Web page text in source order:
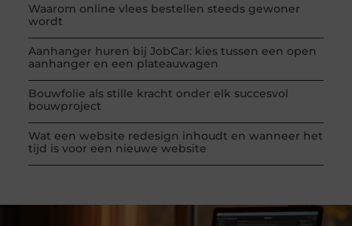
Waarom online vlees bestellen steeds gewoner
wordt
Aanhanger huren bij JobCar: kies tussen een open
aanhanger en een plateauwagen
Bouwfolie als stille kracht onder elk succesvol
bouwproject
Wat een website redesign inhoudt en wanneer het
tijd is voor een nieuwe website